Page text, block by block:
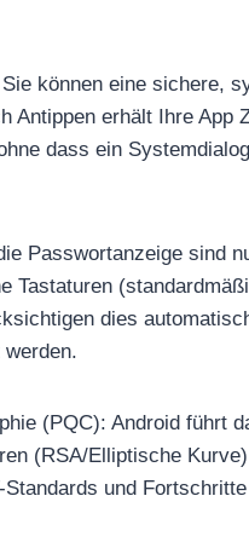
können eine sichere,
erhält Ihre App
dass ein
Passwortanzeige sind
Tastaturen
dies
(PQC): Android führt
(RSA/Elliptische
und